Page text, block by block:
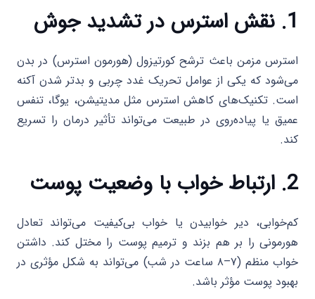
1. نقش استرس در تشدید جوش
استرس مزمن باعث ترشح کورتیزول (هورمون استرس) در بدن
می‌شود که یکی از عوامل تحریک غدد چربی و بدتر شدن آکنه
است. تکنیک‌های کاهش استرس مثل مدیتیشن، یوگا، تنفس
عمیق یا پیاده‌روی در طبیعت می‌تواند تأثیر درمان را تسریع
کند.
2. ارتباط خواب با وضعیت پوست
کم‌خوابی، دیر خوابیدن یا خواب بی‌کیفیت می‌تواند تعادل
هورمونی را بر هم بزند و ترمیم پوست را مختل کند. داشتن
خواب منظم (۷–۸ ساعت در شب) می‌تواند به شکل مؤثری در
بهبود پوست مؤثر باشد.